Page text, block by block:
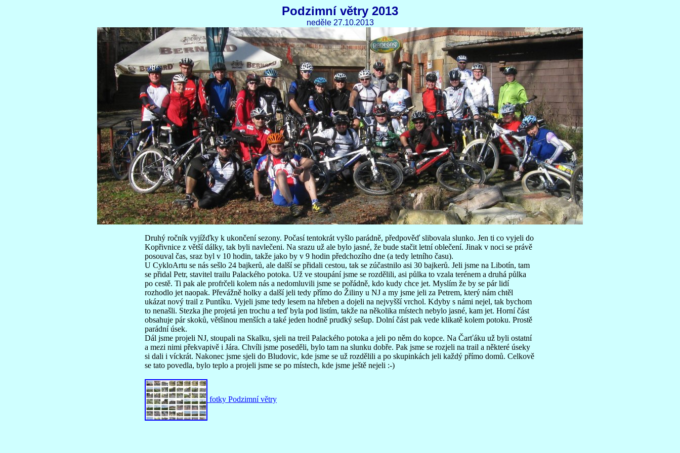
Podzimní větry 2013
neděle 27.10.2013
Druhý ročník vyjížďky k ukončení sezony. Počasí tentokrát vyšlo parádně, předpověď slibovala slunko. Jen ti co vyjeli do
Kopřivnice z větší dálky, tak byli navlečeni. Na srazu už ale bylo jasné, že bude stačit letní oblečení. Jinak v noci se právě
posouval čas, sraz byl v 10 hodin, takže jako by v 9 hodin předchozího dne (a tedy letního času).
U CykloArtu se nás sešlo 24 bajkerů, ale další se přidali cestou, tak se zúčastnilo asi 30 bajkerů. Jeli jsme na Libotín, tam
se přidal Petr, stavitel trailu Palackého potoka. Už ve stoupání jsme se rozdělili, asi půlka to vzala terénem a druhá půlka
po cestě. Ti pak ale profrčeli kolem nás a nedomluvili jsme se pořádně, kdo kudy chce jet. Myslím že by se pár lidí
rozhodlo jet naopak. Převážně holky a další jeli tedy přímo do Žiliny u NJ a my jsme jeli za Petrem, který nám chtěl
ukázat nový trail z Puntíku. Vyjeli jsme tedy lesem na hřeben a dojeli na nejvyšší vrchol. Kdyby s námi nejel, tak bychom
to nenašli. Stezka jhe projetá jen trochu a teď byla pod listím, takže na několika místech nebylo jasné, kam jet. Horní část
obsahuje pár skoků, většinou menších a také jeden hodně prudký sešup. Dolní část pak vede klikatě kolem potoku. Prostě
parádní úsek.
Dál jsme projeli NJ, stoupali na Skalku, sjeli na treil Palackého potoka a jeli po něm do kopce. Na Čarťáku už byli ostatní
a mezi nimi překvapivě i Jára. Chvíli jsme poseděli, bylo tam na slunku dobře. Pak jsme se rozjeli na trail a některé úseky
si dali i víckrát. Nakonec jsme sjeli do Bludovic, kde jsme se už rozdělili a po skupinkách jeli každý přímo domů. Celkově
se tato povedla, bylo teplo a projeli jsme se po místech, kde jsme ještě nejeli :-)
fotky Podzimní větry